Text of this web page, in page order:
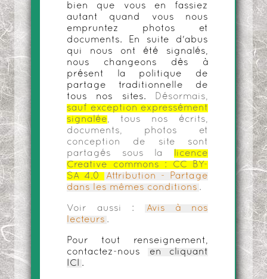
bien que vous en fassiez
autant quand vous nous
empruntez photos et
documents. En suite d'abus
qui nous ont été signalés,
nous changeons dès à
présent la politique de
partage traditionnelle de
tous nos sites.
Désormais,
sauf exception expressément
signalée, tous nos écrits,
documents, photos et
conception de site sont
partagés sous la
licence
Creative commons :
CC BY-
SA 4.0
Attribution - Partage
dans les mêmes conditions .
Voir aussi :
Avis à nos
lecteurs .
Pour tout renseignement,
contactez-nous
en cliquant
ICI
.